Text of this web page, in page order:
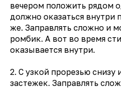
вечером положить рядом
должно оказаться внутри
же. Заправлять сложно и
ромбик. А вот во время
оказывается внутри.
2. С узкой прорезью снизу
застежек. Заправлять